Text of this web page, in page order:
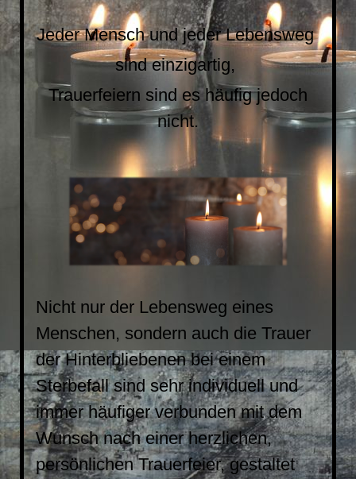
Jeder Menschundjeder Lebensweg
sind einzigartig,
Trauerfeiern sind es häufig jedoch
nicht.
Nicht nur der Lebensweg eines
Menschen, sondern auch die Trauer
der Hinterbliebenen bei einem
Sterbefall sind sehr individuell und
immer häufiger verbunden mit dem
Wunsch nach einer herzlichen,
persönlichen Trauerfeier, gestaltet